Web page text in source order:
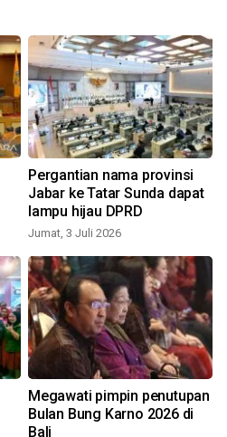
Pergantian nama provinsi
Jabar ke Tatar Sunda dapat
lampu hijau DPRD
Jumat, 3 Juli 2026
Megawati pimpin penutupan
Bulan Bung Karno 2026 di
Bali